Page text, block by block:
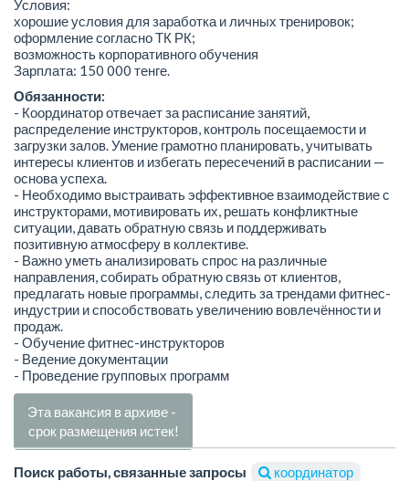
Условия:
хорошие условия для заработка и личных тренировок;
оформление согласно ТК РК;
возможность корпоративного обучения
Зарплата: 150 000 тенге.
Обязанности:
- Координатор отвечает за расписание занятий,
распределение инструкторов, контроль посещаемости и
загрузки залов. Умение грамотно планировать, учитывать
интересы клиентов и избегать пересечений в расписании —
основа успеха.
- Необходимо выстраивать эффективное взаимодействие с
инструкторами, мотивировать их, решать конфликтные
ситуации, давать обратную связь и поддерживать
позитивную атмосферу в коллективе.
- Важно уметь анализировать спрос на различные
направления, собирать обратную связь от клиентов,
предлагать новые программы, следить за трендами фитнес-
индустрии и способствовать увеличению вовлечённости и
продаж.
- Обучение фитнес-инструкторов
- Ведение документации
- Проведение групповых программ
Эта вакансия в архиве -
срок размещения истек!
Поиск работы, связанные запросы
координатор